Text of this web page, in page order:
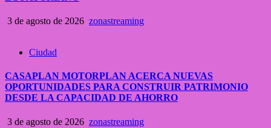
3 de agosto de 2026 zonastreaming
Ciudad
CASAPLAN MOTORPLAN ACERCA NUEVAS
OPORTUNIDADES PARA CONSTRUIR PATRIMONIO
DESDE LA CAPACIDAD DE AHORRO
3 de agosto de 2026 zonastreaming